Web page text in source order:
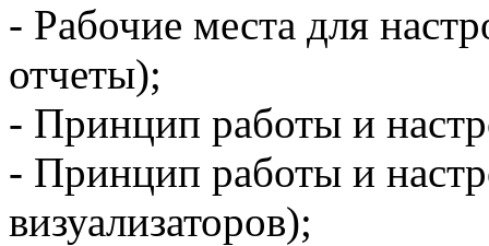
- Рабочие места для
отчеты);
- Принцип работы и
- Принцип работы и
визуализаторов);